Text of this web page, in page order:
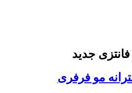
جدید
مو فرفری